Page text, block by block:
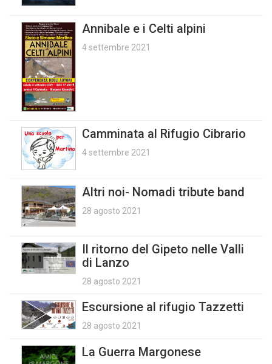
Annibale e i Celti alpini
4 settembre 2021
Camminata al Rifugio Cibrario
4 settembre 2021
Altri noi- Nomadi tribute band
28 agosto 2021
Il ritorno del Gipeto nelle Valli
di Lanzo
28 agosto 2021
Escursione al rifugio Tazzetti
28 agosto 2021
La Guerra Margonese